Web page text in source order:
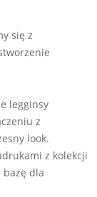
się z
legginsy
z
look.
z kolekcji
dla